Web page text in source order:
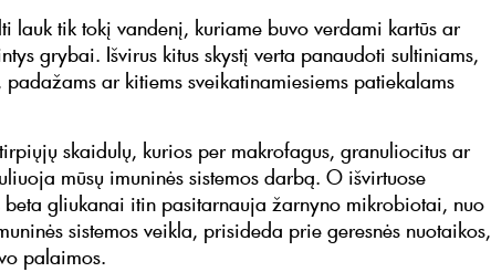
lauk tik tokį vandenį, kuriame buvo verdami kartūs ar
grybai. Išvirus kitus skystį verta panaudoti sultiniams,
ar kitiems sveikatinamiesiems patiekalams
skaidulų, kurios per makrofagus, granuliocitus ar
mūsų imuninės sistemos darbą. O išvirtuose
beta gliukanai itin pasitarnauja žarnyno mikrobiotai, nuo
sistemos veikla, prisideda prie geresnės nuotaikos,
palaimos.